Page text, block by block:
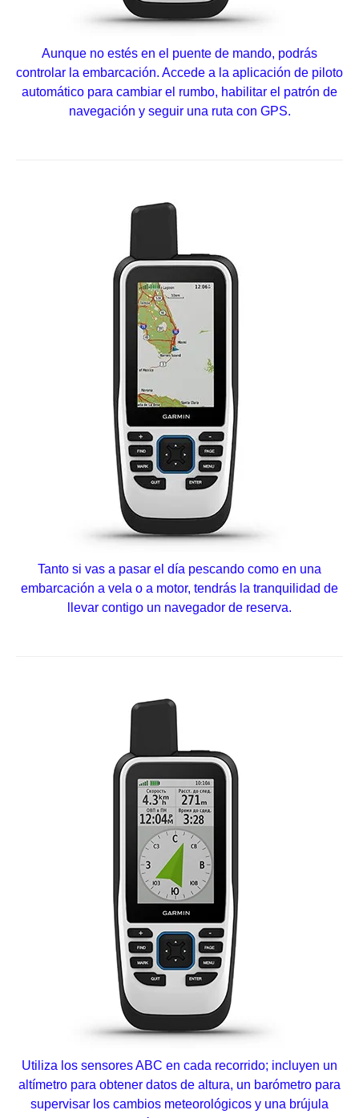
Aunque no estés en el puente de mando, podrás
controlar la embarcación. Accede a la aplicación de piloto
automático para cambiar el rumbo, habilitar el patrón de
navegación y seguir una ruta con GPS.
Tanto si vas a pasar el día pescando como en una
embarcación a vela o a motor, tendrás la tranquilidad de
llevar contigo un navegador de reserva.
Utiliza los sensores ABC en cada recorrido; incluyen un
altímetro para obtener datos de altura, un barómetro para
supervisar los cambios meteorológicos y una brújula